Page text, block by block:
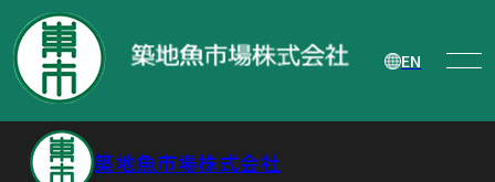
EN
新中期経営計画策定（2021 年度～2023
年度）について
築地魚市場株式会社